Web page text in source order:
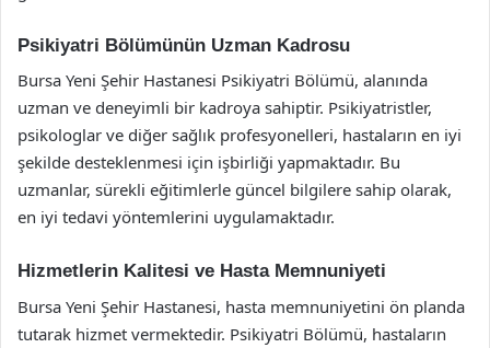
Psikiyatri Bölümünün Uzman Kadrosu
Bursa Yeni Şehir Hastanesi Psikiyatri Bölümü, alanında
uzman ve deneyimli bir kadroya sahiptir. Psikiyatristler,
psikologlar ve diğer sağlık profesyonelleri, hastaların en iyi
şekilde desteklenmesi için işbirliği yapmaktadır. Bu
uzmanlar, sürekli eğitimlerle güncel bilgilere sahip olarak,
en iyi tedavi yöntemlerini uygulamaktadır.
Hizmetlerin Kalitesi ve Hasta Memnuniyeti
Bursa Yeni Şehir Hastanesi, hasta memnuniyetini ön planda
tutarak hizmet vermektedir. Psikiyatri Bölümü, hastaların